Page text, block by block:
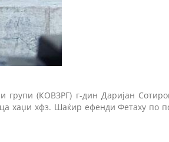
групи (КОВЗРГ) г-дин Даријан
хаџи хфз. Шаќир ефенди Фетаху по